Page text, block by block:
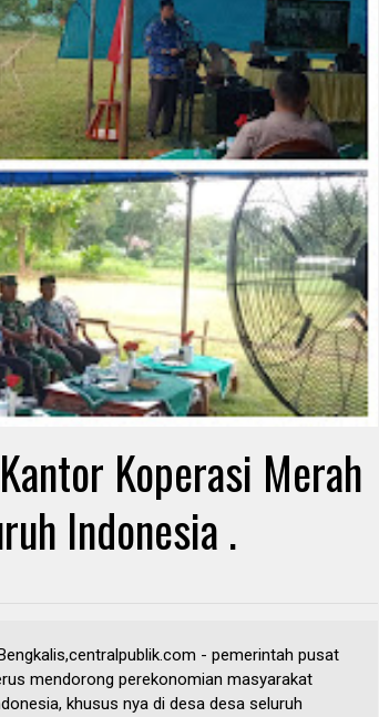
Koperasi Merah
Indonesia .
- pemerintah pusat
mendorong perekonomian masyarakat
khusus nya di desa desa seluruh